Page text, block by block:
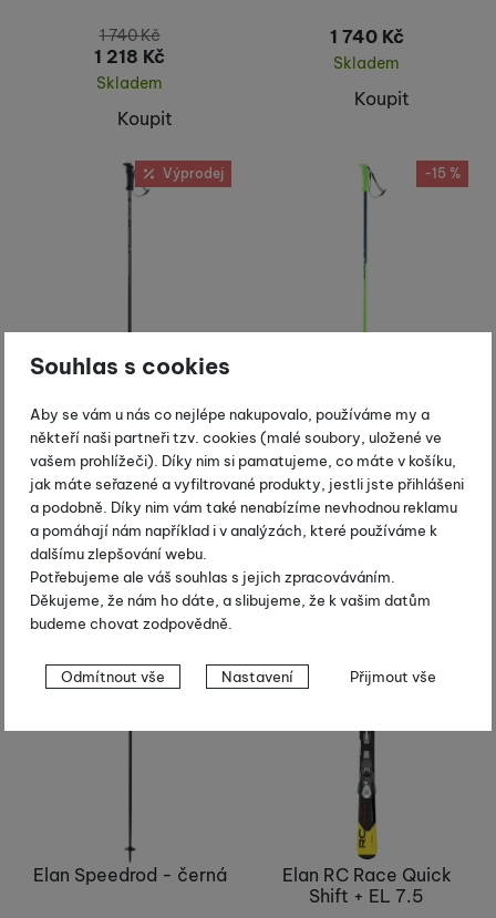
Souhlas s cookies
Aby se vám u nás co nejlépe nakupovalo, používáme my a
někteří naši partneři tzv. cookies (malé soubory, uložené ve
vašem prohlížeči). Díky nim si pamatujeme, co máte v košíku,
jak máte seřazené a vyfiltrované produkty, jestli jste přihlášeni
a podobně. Díky nim vám také nenabízíme nevhodnou reklamu
a pomáhají nám například i v analýzách, které používáme k
dalšímu zlepšování webu.
Potřebujeme ale váš souhlas s jejich zpracováváním.
Děkujeme, že nám ho dáte, a slibujeme, že k vašim datům
budeme chovat zodpovědně.
Nastavení souhlasů s kategoriemi
cookies
Technickébez těchto cookies náš web nebude fungovat
Technické cookies umožňují váš průchod nákupním košíkem,
Preferenční a rozšířené funkce
abyste nemuseli vše
nastavovat znovu a abyste se s námi mohli spojit např. pomocí
chatu
Odmítnout vše Nastavení Přijmout vše
1 740Kč
1 218 Kč
Skladem
Koupit
1 740 Kč
Skladem
Koupit
Výprodej
Elan Hotrod - černá
1 740Kč
Skladem
Koupit
-15 %
Elan Speedrod - zelená
2 100Kč
1 785Kč
Skladem
Koupit
Výprodej
Elan Speedrod - černá
Elan RC Race Quick
Shift + EL 7.5